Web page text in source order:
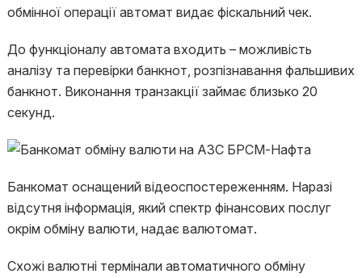
обмінної операції автомат видає фіскальний чек.
До функціоналу автомата входить – можливість
аналізу та перевірки банкнот, розпізнавання фальшивих
банкнот. Виконання транзакції займає близько 20
секунд.
Банкомат оснащений відеоспостереженням. Наразі
відсутня інформація, який спектр фінансових послуг
окрім обміну валюти, надає валютомат.
Схожі валютні термінали автоматичного обміну